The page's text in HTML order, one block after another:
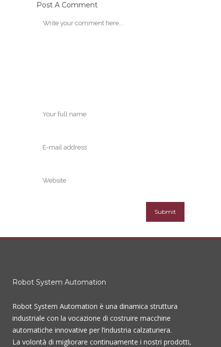
Post A Comment
Robot System Automation
Robot System Automation è una dinamica struttura
industriale con la vocazione di costruire macchine
automatiche innovative per l’industria calzaturiera.
La volontà di migliorare continuamente i nostri prodotti,